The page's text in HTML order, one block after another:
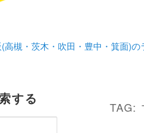
高槻・茨木・吹田・豊中・箕面)
TAG:
する